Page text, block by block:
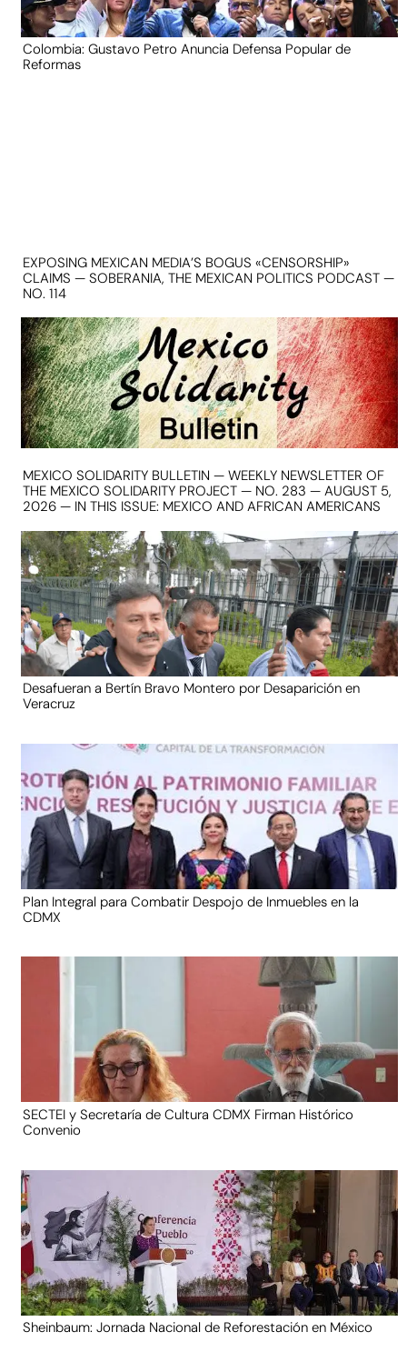
Colombia: Gustavo Petro Anuncia Defensa Popular de
Reformas
EXPOSING MEXICAN MEDIA’S BOGUS «CENSORSHIP»
CLAIMS — SOBERANIA, THE MEXICAN POLITICS PODCAST —
NO. 114
MEXICO SOLIDARITY BULLETIN — WEEKLY NEWSLETTER OF
THE MEXICO SOLIDARITY PROJECT — NO. 283 — AUGUST 5,
2026 — IN THIS ISSUE: MEXICO AND AFRICAN AMERICANS
Desafueran a Bertín Bravo Montero por Desaparición en
Veracruz
Plan Integral para Combatir Despojo de Inmuebles en la
CDMX
SECTEI y Secretaría de Cultura CDMX Firman Histórico
Convenio
Sheinbaum: Jornada Nacional de Reforestación en México